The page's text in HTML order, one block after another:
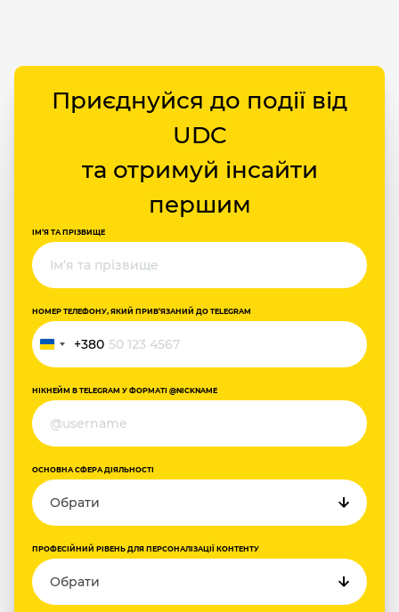
Приєднуйся до події від
UDC
та отримуй інсайти
першим
ІМ‘Я ТА ПРІЗВИЩЕ
НОМЕР ТЕЛЕФОНУ, ЯКИЙ ПРИВ‘ЯЗАНИЙ ДО TELEGRAM
Україна
+380
+380
НІКНЕЙМ В TELEGRAM У ФОРМАТІ @NICKNAME
ОСНОВНА СФЕРА ДІЯЛЬНОСТІ
ПРОФЕСІЙНИЙ РІВЕНЬ ДЛЯ ПЕРСОНАЛІЗАЦІЇ КОНТЕНТУ